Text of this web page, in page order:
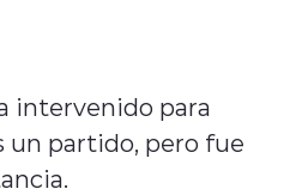
intervenido para
un partido, pero fue